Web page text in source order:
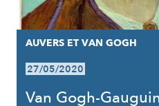
AUVERS ET VAN GOGH
27/05/2020
Van Gogh-